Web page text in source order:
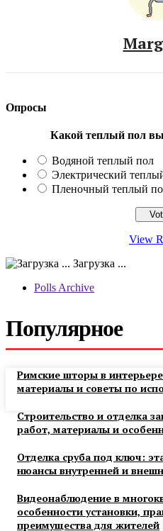
Опросы
Какой теплый пол
Водяной теплый пол
Электрический
Пленочный теплый
View
Загрузка ...
Polls Archive
Популярное
Римские шторы в
материалы и советы по
Строительство и отделка
работ, материалы и
Отделка сруба под ключ:
нюансы внутренней и
Видеонаблюдение в
особенности установки,
преимущества для жителей